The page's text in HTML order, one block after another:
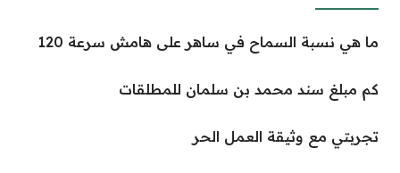
ما هي نسبة السماح في ساهر على هامش سرعة 120
كم مبلغ سند محمد بن سلمان للمطلقات
تجربتي مع وثيقة العمل الحر